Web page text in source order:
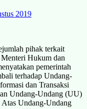
2019
pihak terkait
Hukum dan
pemerintah
terhadap Undang-
dan Transaksi
Undang-Undang (UU)
Atas Undang-Undang